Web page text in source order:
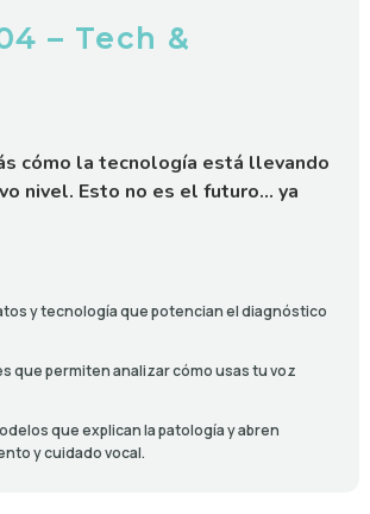
– Tech &
cómo la tecnología está llevando
nivel. Esto no es el futuro… ya
y tecnología que potencian el diagnóstico
que permiten analizar cómo usas tu voz
que explican la patología y abren
y cuidado vocal.